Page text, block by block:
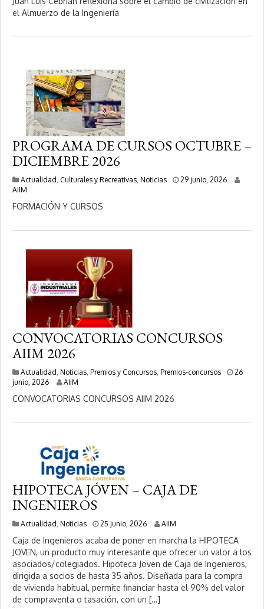
l
el Almuerzo de la Ingeniería
PROGRAMA DE CURSOS OCTUBRE –
DICIEMBRE 2026
Actualidad , Culturales y Recreativas, Noticias 29 junio, 20262
i
AIIM
FORMACIÓN Y CURSOS
CONVOCATORIAS CONCURSOS
AIIM 2026
Actualidad , Noticias, Premios y Concursos, Premios-concursos
26
junio, 20263
j
n
,
2
0
6
AIIM
CONVOCATORIAS CONCURSOS AIIM 2026
HIPOTECA JÓVEN – CAJA DE
INGENIEROS
Actualidad , Noticias 25 junio, 20262
j
u
n
i
o
,
2
AIIM
Caja de Ingenieros acaba de poner en marcha la HIPOTECA
JOVEN, un producto muy interesante que ofrecer un valor a los
asociados/colegiados. Hipoteca Joven de Caja de Ingenieros,
dirigida a socios de hasta 35 años. Diseñada para la compra
de vivienda habitual, permite financiar hasta el 90% del valor
de compraventa o tasación, con un […]